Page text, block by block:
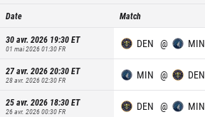
Date Match
30 avr. 2026 19:30ET
01 mai 2026 01:30FR DEN @ MIN
27 avr. 2026 20:30ET
28 avr. 2026 02:30FR MIN @ DEN
25 avr. 2026 18:30ET
26 avr. 2026 00:30FR DEN @ MIN